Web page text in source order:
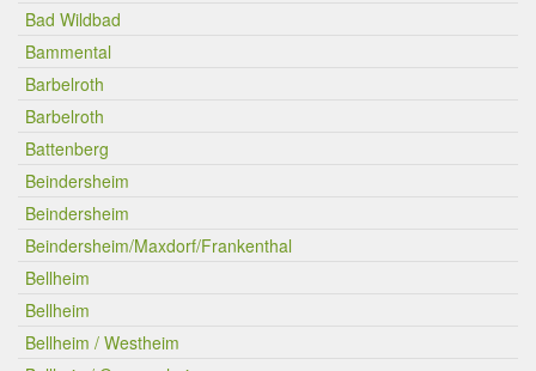
Bad Wildbad
Bammental
Barbelroth
Barbelroth
Battenberg
Beindersheim
Beindersheim
Beindersheim/Maxdorf/Frankenthal
Bellheim
Bellheim
Bellheim / Westheim